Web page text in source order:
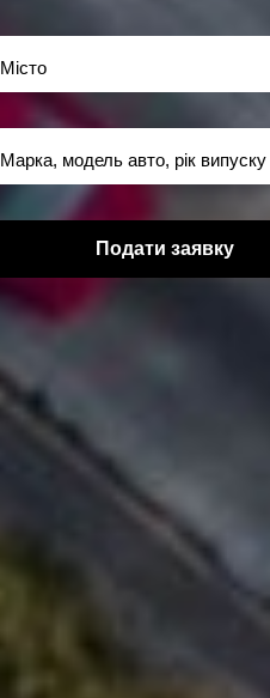
Місто
Марка, модель авто, рік випуску
Подати заявку